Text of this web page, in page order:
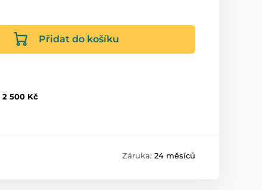
Přidat do košíku
2 500 Kč
Záruka: 24 měsíců